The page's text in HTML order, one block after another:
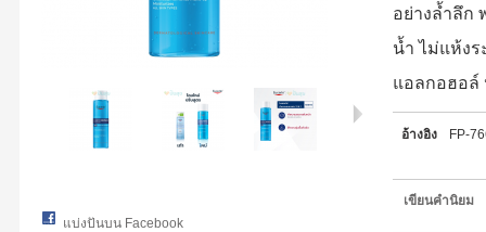
แบ่งปันบน Facebook
อย่างล้ำลึก
น้ำ ไม่แห้งร
แอลกอฮอล์
อ้างอิง FP-
เขียนคำนิยม